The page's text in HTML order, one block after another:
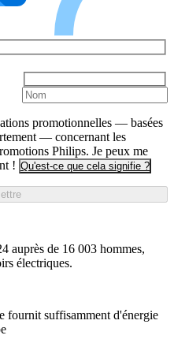
promotionnelles — basées
— concernant les
Philips. Je peux me
! Qu'est-ce que cela signifie ?
auprès de 16 003 hommes,
électriques.
fournit suffisamment d'énergie